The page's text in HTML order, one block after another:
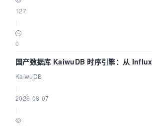
127
0
国产数据库 KaiwuDB 时序引擎：从
KaiwuDB
2026-08-07